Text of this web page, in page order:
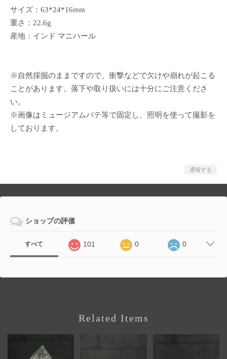
サイズ：63*24*16mm
重さ：22.6g
産地：インド マニハール
※自然採掘のままですので、衝撃などで欠けや崩れが起こる
ことがあります。落下や取り扱いには十分にご注意くださ
い。
※画像はミュージアムパテ等で固定し、照明を使って撮影を
しております。
通報する
ショップの評価
すべて 101 0 0
Related Items